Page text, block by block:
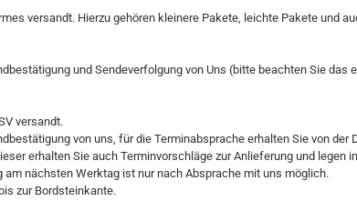
versandt. Hierzu gehören kleinere Pakete, leichte Pakete und
und Sendeverfolgung von Uns (bitte beachten Sie das
versandt.
von uns, für die Terminabsprache erhalten Sie von der
erhalten Sie auch Terminvorschläge zur Anlieferung und legen
am nächsten Werktag ist nur nach Absprache mit uns möglich.
zur Bordsteinkante.